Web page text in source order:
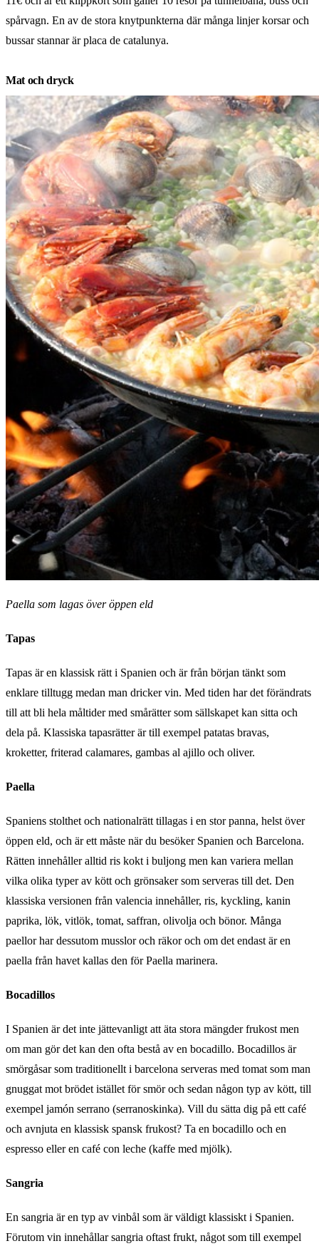
spårvagn. En av de stora knytpunkterna där många linjer korsar och
bussar stannar är placa de catalunya.
Mat och dryck
Paella som lagas över öppen eld
Tapas
Tapas är en klassisk rätt i Spanien och är från början tänkt som
enklare tilltugg medan man dricker vin. Med tiden har det förändrats
till att bli hela måltider med smårätter som sällskapet kan sitta och
dela på. Klassiska tapasrätter är till exempel patatas bravas,
kroketter, friterad calamares, gambas al ajillo och oliver.
Paella
Spaniens stolthet och nationalrätt tillagas i en stor panna, helst över
öppen eld, och är ett måste när du besöker Spanien och Barcelona.
Rätten innehåller alltid ris kokt i buljong men kan variera mellan
vilka olika typer av kött och grönsaker som serveras till det. Den
klassiska versionen från valencia innehåller, ris, kyckling, kanin
paprika, lök, vitlök, tomat, saffran, olivolja och bönor. Många
paellor har dessutom musslor och räkor och om det endast är en
paella från havet kallas den för Paella marinera.
Bocadillos
I Spanien är det inte jättevanligt att äta stora mängder frukost men
om man gör det kan den ofta bestå av en bocadillo. Bocadillos är
smörgåsar som traditionellt i barcelona serveras med tomat som man
gnuggat mot brödet istället för smör och sedan någon typ av kött, till
exempel jamón serrano (serranoskinka). Vill du sätta dig på ett café
och avnjuta en klassisk spansk frukost? Ta en bocadillo och en
espresso eller en café con leche (kaffe med mjölk).
Sangria
En sangria är en typ av vinbål som är väldigt klassiskt i Spanien.
Förutom vin innehållar sangria oftast frukt, något som till exempel